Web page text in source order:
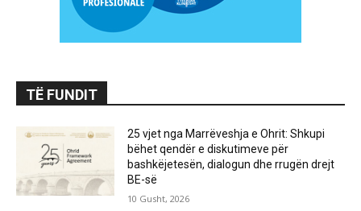
TË FUNDIT
25 vjet nga Marrëveshja e Ohrit: Shkupi
bëhet qendër e diskutimeve për
bashkëjetesën, dialogun dhe rrugën drejt
BE-së
10 Gusht, 2026